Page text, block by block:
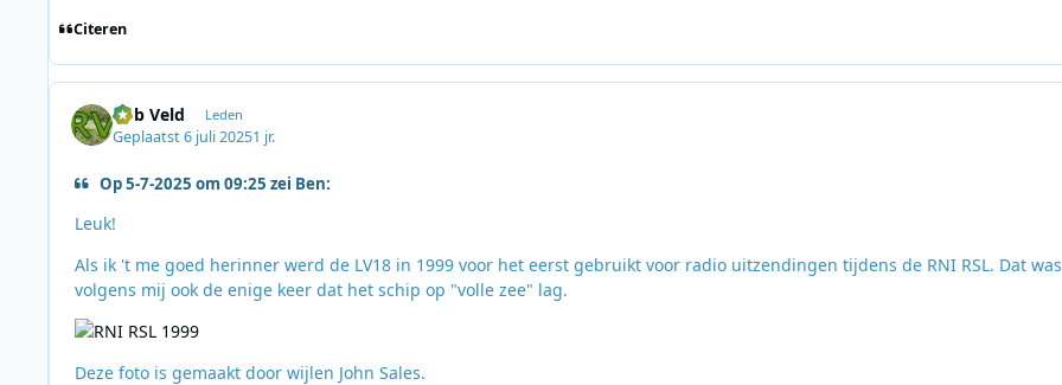
Citeren
Rob Veld Leden
Geplaatst6 juli 20251 jr.
Op 5-7-2025 om 09:25 zei Ben:
Leuk!
Als ik 't me goed herinner werd de LV18 in 1999 voor het eerst gebruikt voor radio uitzendingen tijdens de RNI RSL. Dat was
volgens mij ook de enige keer dat het schip op "volle zee" lag.
Deze foto is gemaakt door wijlen John Sales.